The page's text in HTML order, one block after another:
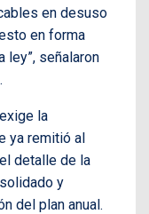
en desuso
en forma
ley”, señalaron
la
ya remitió al
detalle de la
y
del plan anual.